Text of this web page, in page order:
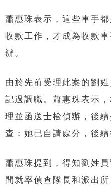
蕭惠珠表示，這些車手
收款工作，才成為收款
辦。
由於先前受理此案的劉
記過調職。蕭惠珠表示
理並函送士檢偵辦，後
查；她已自請處分，後續
蕭惠珠提到，得知劉姓
間就率偵查隊長和派出